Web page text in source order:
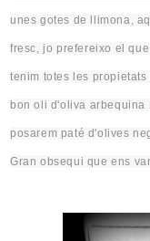
unes gotes de llimona,
fresc, jo prefereixo el
tenim totes les
bon oli d'oliva arbequina
posarem paté d'olives
Gran obsequi que ens